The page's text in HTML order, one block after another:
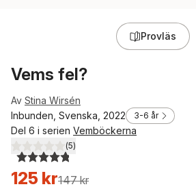
Provläs
Vems fel?
Av Stina Wirsén
Inbunden, Svenska, 2022
3-6 år
Del 6 i serien Vemböckerna
4,8utav 5 stjärnor. Totalt antal röster:
(5)
125 kr147 kr